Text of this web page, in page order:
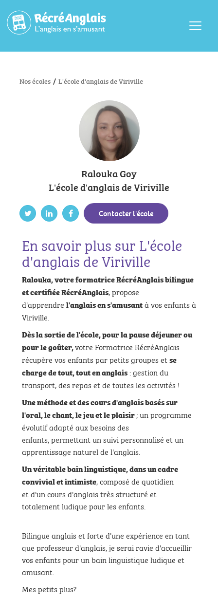
Menu
Nos écoles / L'école d'anglais de Viriville
Ralouka Goy
L'école d'anglais de Viriville
Contacter l'école
En savoir plus sur L'école
d'anglais de Viriville
Ralouka, votre formatrice RécréAnglais bilingue
et certifiée RécréAnglais, propose
d'apprendre l'anglais en s'amusantà vos enfants à
Viriville.
Dès la sortie de l'école, pour la pause déjeuner ou
pour le goûter,votre Formatrice RécréAnglais
récupère vos enfants par petits groupes etse
charge de tout, tout en anglais : gestion du
transport, des repas et de toutes les activités !
Une méthode et des cours d'anglais basés sur
l'oral, le chant, le jeu et le plaisir; un programme
évolutif adapté aux besoins des
enfants, permettant un suivi personnalisé et un
apprentissage naturel de l'anglais.
Un véritable bain linguistique,dans un cadre
convivial et intimiste, composé de quotidien
et d'un cours d'anglais très structuré et
totalement ludique pour les enfants.
Bilingue anglais et forte d'une expérience en tant
que professeur d'anglais, je serai ravie d'accueillir
vos enfants pour un bain linguistique ludique et
amusant.
Mes petits plus?